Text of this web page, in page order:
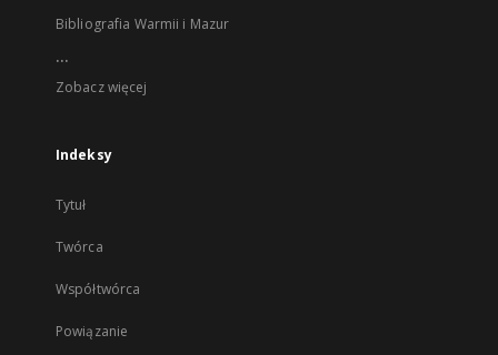
Bibliografia Warmii i Mazur
...
Zobacz więcej
Indeksy
Tytuł
Twórca
Współtwórca
Powiązanie